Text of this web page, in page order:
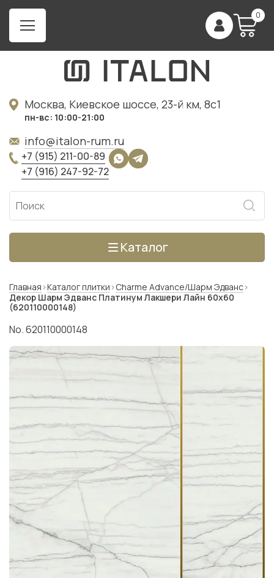
0
Москва, Киевское шоссе, 23-й км, 8с1
пн-вс: 10:00-21:00
info@italon-rum.ru
+7 (915) 211-00-89
+7 (916) 247-92-72
Каталог
Главная Каталог плитки Charme Advance/Шарм Эдванс
Декор Шарм Эдванс Платинум Лакшери Лайн 60x60
(620110000148)
No. 620110000148